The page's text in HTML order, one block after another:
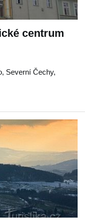
centrum
, Severní Čechy,